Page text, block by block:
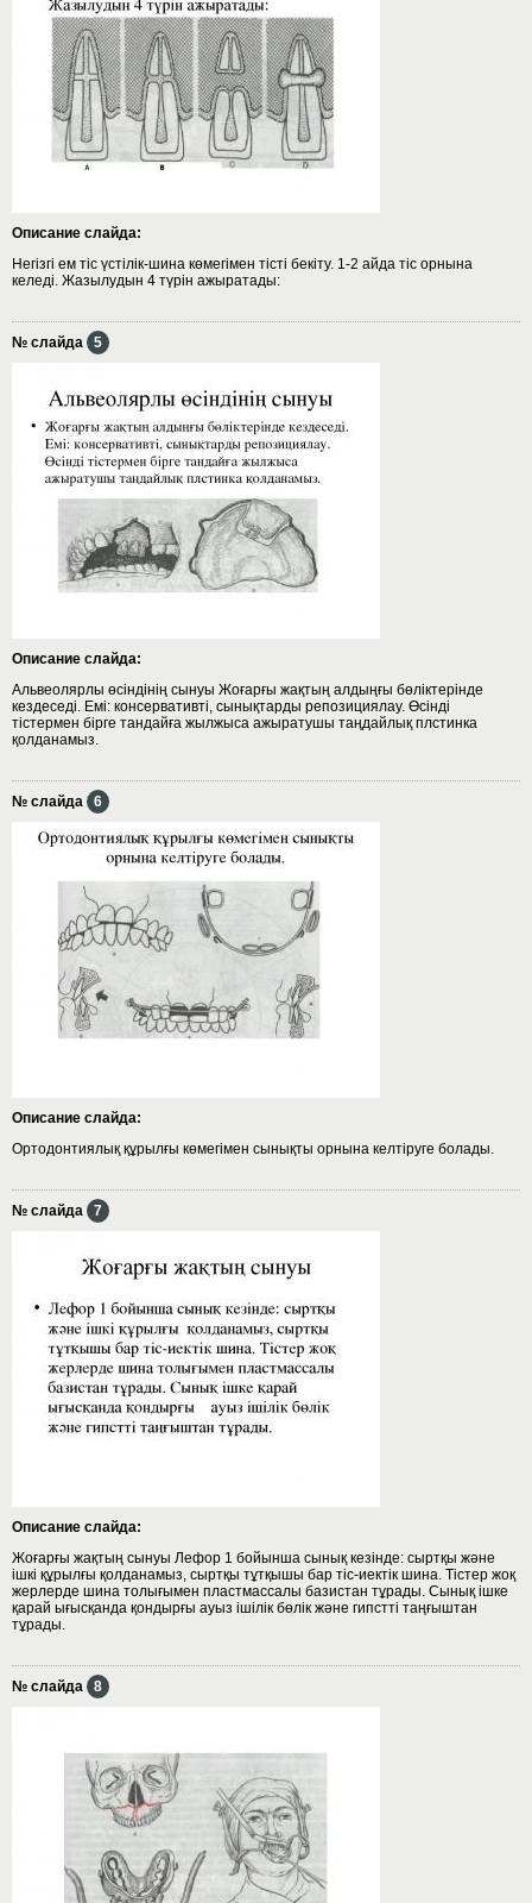
Описание слайда:
Негізгі ем тіс үстілік-шина көмегімен тісті бекіту. 1-2 айда тіс орнына
келеді. Жазылудын 4 түрін ажыратады:
№ слайда 5
Описание слайда:
Альвеолярлы өсіндінің сынуы Жоғарғы жақтың алдыңғы бөліктерінде
кездеседі. Емі: консервативті, сынықтарды репозициялау. Өсінді
тістермен бірге тандайға жылжыса ажыратушы таңдайлық плстинка
қолданамыз.
№ слайда 6
Описание слайда:
Ортодонтиялық құрылғы көмегімен сынықты орнына келтіруге болады.
№ слайда 7
Описание слайда:
Жоғарғы жақтың сынуы Лефор 1 бойынша сынық кезінде: сыртқы және
ішкі құрылғы қолданамыз, сыртқы тұтқышы бар тіс-иектік шина. Тістер жоқ
жерлерде шина толығымен пластмассалы базистан тұрады. Сынық ішке
қарай ығысқанда қондырғы ауыз ішілік бөлік және гипстті таңғыштан
тұрады.
№ слайда 8